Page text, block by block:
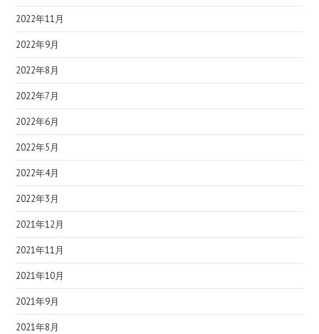
2022年11月
2022年9月
2022年8月
2022年7月
2022年6月
2022年5月
2022年4月
2022年3月
2021年12月
2021年11月
2021年10月
2021年9月
2021年8月